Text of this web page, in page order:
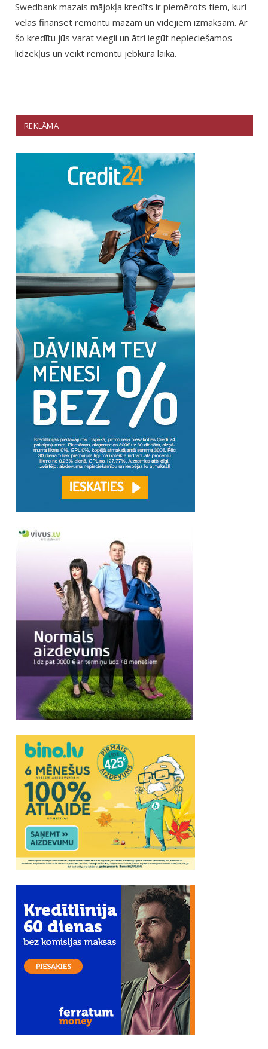
Swedbank mazais mājokļa kredīts ir piemērots tiem, kuri
vēlas finansēt remontu mazām un vidējiem izmaksām. Ar
šo kredītu jūs varat viegli un ātri iegūt nepieciešamos
līdzekļus un veikt remontu jebkurā laikā.
REKLĀMA